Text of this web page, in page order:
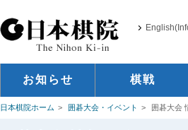
お知らせ 棋戦
日本棋院ホーム 囲碁大会・イベント 囲碁大会